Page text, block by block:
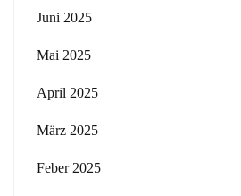
Juni 2025
Mai 2025
April 2025
März 2025
Feber 2025